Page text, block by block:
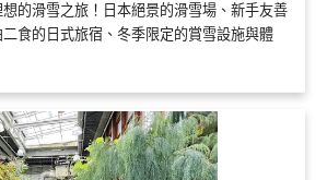
的滑雪之旅！日本絕景的滑雪場、新手友善
食的日式旅宿、冬季限定的賞雪設施與體